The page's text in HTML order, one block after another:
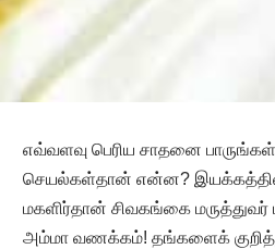
எவ்வளவு பெரிய சாதனை
செயல்கள்தான் என்ன? இயக்கத்தில்
மகளிர்தான் சிவகங்கை
அம்மா வணக்கம்! தங்களைக்